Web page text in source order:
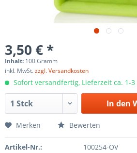
3,50 € *
Inhalt: 100 Gramm
inkl. MwSt.zzgl. Versandkosten
Sofort versandfertig, Lieferzeit ca. 1-3
In den
Merken Bewerten
Artikel-Nr.: 100254-OV